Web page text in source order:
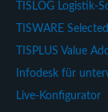
TISLOG Logistik-
TISWARE
TISPLUS Value
Infodesk für
Live-Konfigurator